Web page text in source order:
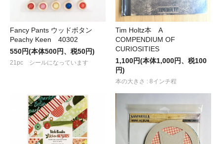
Fancy Pants ウッドボタン
Peachy Keen 40302
550円(本体500円、税50円)
21pc シールになっています
Tim Holtz本 A
COMPENDIUM OF
CURIOSITIES
1,100円(本体1,000円、税100
円)
本の大きさ : 8インチ程